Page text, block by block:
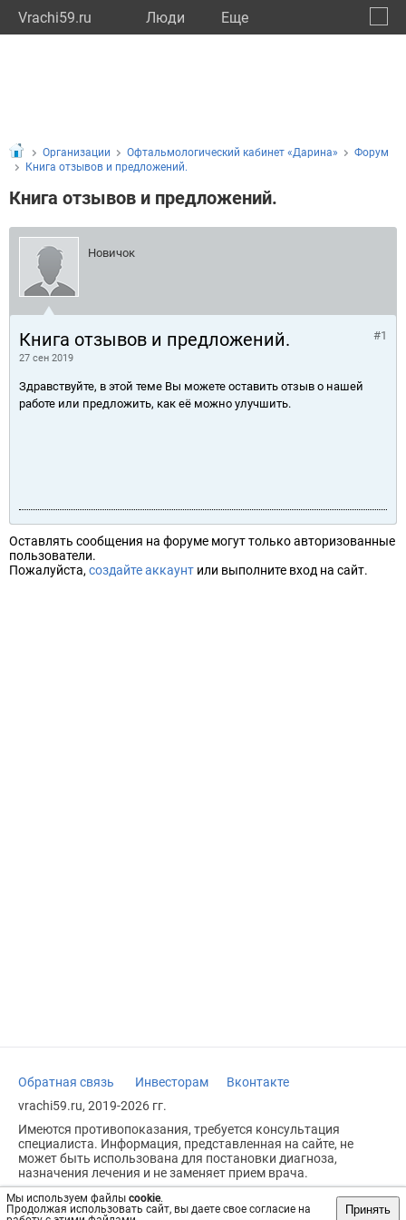
Vrachi59.ru Люди Eще
Мы используем файлы cookie.
Продолжая использовать сайт, вы даете свое согласие на
Принять
Организации Офтальмологический кабинет «Дарина»
Форум
Книга отзывов и предложений.
Книга отзывов и предложений.
Новичок
Книга отзывов и предложений.
27 сен 2019
#1
Здравствуйте, в этой теме Вы можете оставить отзыв о нашей
работе или предложить, как её можно улучшить.
Оставлять сообщения на форуме могут только авторизованные
пользователи.
Пожалуйста, создайте аккаунт или выполните вход на сайт.
Обратная связь Инвесторам
Вконтакте
vrachi59.ru, 2019-2026 гг.
Имеются противопоказания, требуется консультация
специалиста. Информация, представленная на сайте, не
может быть использована для постановки диагноза,
назначения лечения и не заменяет прием врача.
Возрастное ограничение: 18+